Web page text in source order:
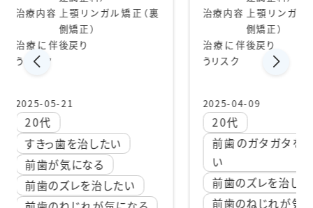
ル矯正（裏
たい
治療内容上顎リンガル矯正（裏
前歯のガタガタを治した
い
前歯のズレを治したい
前歯のねじれが気になる
費用
20
八
前